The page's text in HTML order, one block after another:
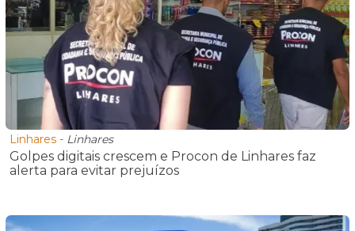
Linhares - Linhares
Golpes digitais crescem e Procon de Linhares faz
alerta para evitar prejuízos